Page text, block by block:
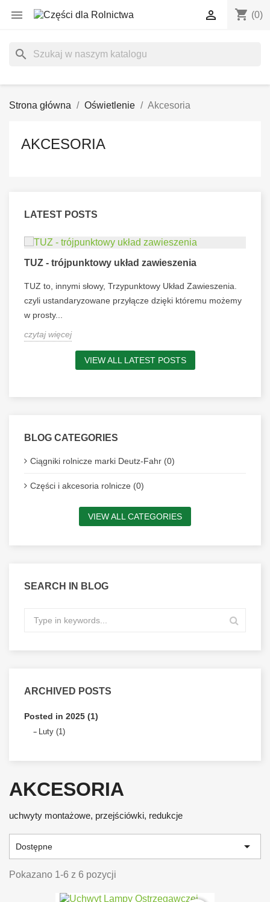
 shopping_cart (0)

search
Strona główna Oświetlenie Akcesoria
AKCESORIA
LATEST POSTS
TUZ - trójpunktowy układ zawieszenia
TUZ to, innymi słowy, Trzypunktowy Układ Zawieszenia.
czyli ustandaryzowane przyłącze dzięki któremu możemy
w prosty...
czytaj więcej
VIEW ALL LATEST POSTS
BLOG CATEGORIES
Ciągniki rolnicze marki Deutz-Fahr (0)
Części i akcesoria rolnicze (0)
VIEW ALL CATEGORIES
SEARCH IN BLOG
ARCHIVED POSTS
Posted in 2025 (1)
Luty (1)
AKCESORIA
uchwyty montażowe, przejściówki, redukcje
Dostępne 
Pokazano 1-6 z 6 pozycji